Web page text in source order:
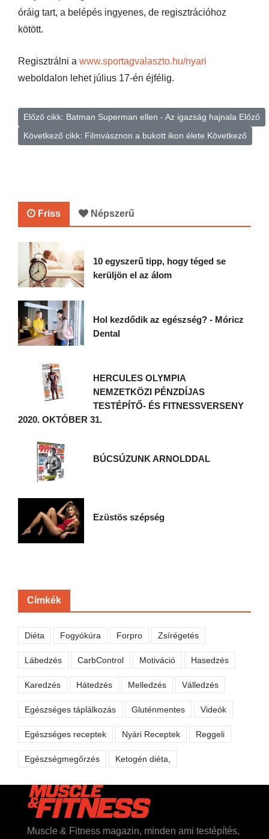
óráig tart, a belépés ingyenes, de regisztrációhoz
kötött.
Regisztrálni a www.sportagvalaszto.hu/nyari
weboldalon lehet július 17-én éjfélig.
Előző cikk: Batman Superman ellen - Az igazság hajnala Előző
Következő cikk: Filmvásznon a bukott ikon élete Következő
Friss Népszerű
10 egyszerű tipp, hogy téged se
kerüljön el az álom
Hol kezdődik az egészség? - Móricz
Dental
HERCULES OLYMPIA
NEMZETKÖZI PÉNZDÍJAS
TESTÉPÍTŐ- ÉS FITNESSVERSENY
2020. OKTÓBER 31.
BÚCSÚZUNK ARNOLDDAL
Ezüstös szépség
Címkék
Diéta Fogyókúra Forpro Zsírégetés
Lábedzés CarbControl Motiváció Hasedzés
Karedzés Hátedzés Melledzés Válledzés
Egészséges táplálkozás Gluténmentes Videók
Egészséges receptek Nyári Receptek Reggeli
Egészségmegőrzés Ketogén diéta,
Muscle & Fitness magazin, minden ami testépítés,